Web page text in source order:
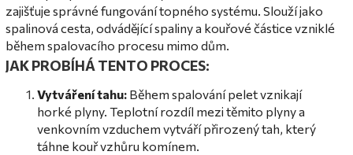
zajišťuje správné fungování topného systému. Slouží jako
spalinová cesta, odvádějící spaliny a kouřové částice vzniklé
během spalovacího procesu mimo dům.
JAK PROBÍHÁ TENTO PROCES:
Vytváření tahu: Během spalování pelet vznikají
horké plyny. Teplotní rozdíl mezi těmito plyny a
venkovním vzduchem vytváří přirozený tah, který
táhne kouř vzhůru komínem.